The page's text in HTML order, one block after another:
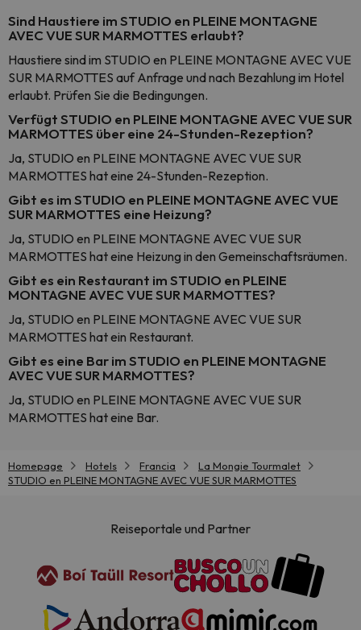
Sind Haustiere im STUDIO en PLEINE MONTAGNE
AVEC VUE SUR MARMOTTES erlaubt?
Haustiere sind im STUDIO en PLEINE MONTAGNE AVEC VUE
SUR MARMOTTES auf Anfrage und nach Bezahlung im Hotel
erlaubt. Prüfen Sie die Bedingungen.
Verfügt STUDIO en PLEINE MONTAGNE AVEC VUE SUR
MARMOTTES über eine 24-Stunden-Rezeption?
Ja, STUDIO en PLEINE MONTAGNE AVEC VUE SUR
MARMOTTES hat eine 24-Stunden-Rezeption.
Gibt es im STUDIO en PLEINE MONTAGNE AVEC VUE
SUR MARMOTTES eine Heizung?
Ja, STUDIO en PLEINE MONTAGNE AVEC VUE SUR
MARMOTTES hat eine Heizung in den Gemeinschaftsräumen.
Gibt es ein Restaurant im STUDIO en PLEINE
MONTAGNE AVEC VUE SUR MARMOTTES?
Ja, STUDIO en PLEINE MONTAGNE AVEC VUE SUR
MARMOTTES hat ein Restaurant.
Gibt es eine Bar im STUDIO en PLEINE MONTAGNE
AVEC VUE SUR MARMOTTES?
Ja, STUDIO en PLEINE MONTAGNE AVEC VUE SUR
MARMOTTES hat eine Bar.
Homepage Hotels Francia
La Mongie Tourmalet
STUDIO en PLEINE MONTAGNE AVEC VUE SUR MARMOTTES
Reiseportale und Partner